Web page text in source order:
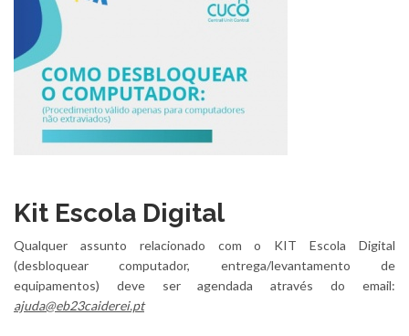
Kit Escola Digital
Qualquer assunto relacionado com o KIT Escola Digital
(desbloquear computador, entrega/levantamento de
equipamentos) deve ser agendada através do email:
ajuda@eb23caiderei.pt